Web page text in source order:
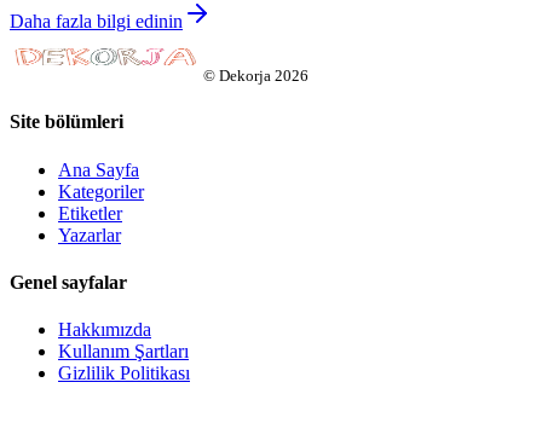
Daha fazla bilgi edinin
© Dekorja 2026
Site bölümleri
Ana Sayfa
Kategoriler
Etiketler
Yazarlar
Genel sayfalar
Hakkımızda
Kullanım Şartları
Gizlilik Politikası